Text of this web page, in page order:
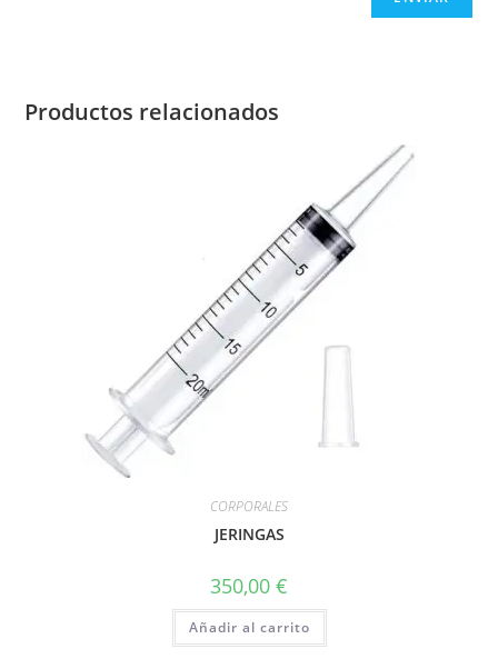
Productos relacionados
CORPORALES
JERINGAS
350,00 €
Añadir al carrito